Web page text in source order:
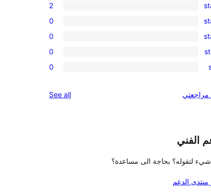
2
0
0
0
0
See all
الفني
لتقوله؟ بحاجة الى مساعدة؟
منتدى الدعم